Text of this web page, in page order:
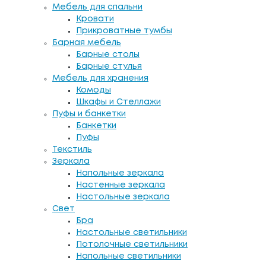
Мебель для спальни
Кровати
Прикроватные тумбы
Барная мебель
Барные столы
Барные стулья
Мебель для хранения
Комоды
Шкафы и Стеллажи
Пуфы и банкетки
Банкетки
Пуфы
Текстиль
Зеркала
Напольные зеркала
Настенные зеркала
Настольные зеркала
Свет
Бра
Настольные светильники
Потолочные светильники
Напольные светильники